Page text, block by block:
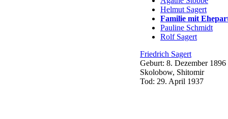
Helmut Sagert
Familie mit
Pauline Schmidt
Rolf Sagert
Friedrich Sagert
Geburt: 8. Dezember 1896
Skolobow, Shitomir
Tod: 29. April 1937